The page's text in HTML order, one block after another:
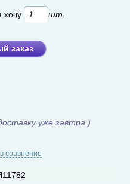
хочу шт.
заказ
уже завтра.)
в сравнение